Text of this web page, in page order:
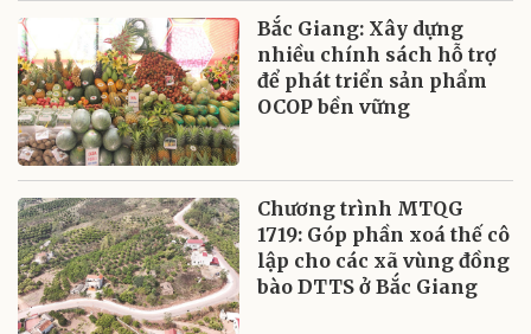
Bắc Giang: Xây dựng
nhiều chính sách hỗ trợ
để phát triển sản phẩm
OCOP bền vững
Chương trình MTQG
1719: Góp phần xoá thế cô
lập cho các xã vùng đồng
bào DTTS ở Bắc Giang